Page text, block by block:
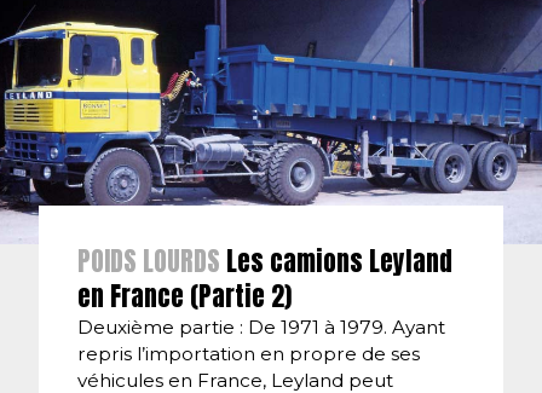
POIDS LOURDS Les camions Leyland
en France (Partie 2)
Deuxième partie : De 1971 à 1979. Ayant
repris l’importation en propre de ses
véhicules en France, Leyland peut